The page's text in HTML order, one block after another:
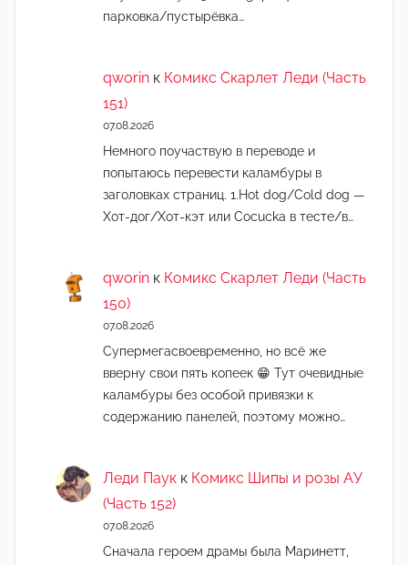
парковка/пустырёвка…
qworin к Комикс Скарлет Леди (Часть
151)
07.08.2026
Немного поучаствую в переводе и
попытаюсь перевести каламбуры в
заголовках страниц. 1.Hot dog/Cold dog —
Хот-дог/Хот-кэт или Cocucka в тесте/в…
qworin к Комикс Скарлет Леди (Часть
150)
07.08.2026
Супермегасвоевременно, но всё же
вверну свои пять копеек 😁 Тут очевидные
каламбуры без особой привязки к
содержанию панелей, поэтому можно…
Леди Паук к Комикс Шипы и розы АУ
(Часть 152)
07.08.2026
Сначала героем драмы была Маринетт,